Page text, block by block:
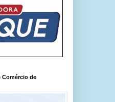
Comércio de